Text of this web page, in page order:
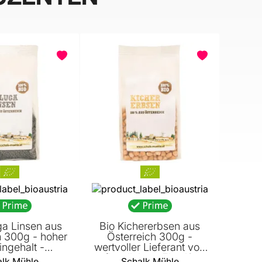
Linsen aus
300g - hoher
-
Bio Kichererbsen aus
Österreich 300g -
wertvoller Lieferant von
pflanzlichem Eiweiß -